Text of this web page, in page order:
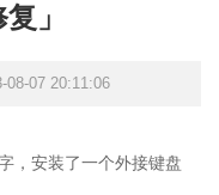
」
08-07 20:11:06
，安装了一个外接键盘